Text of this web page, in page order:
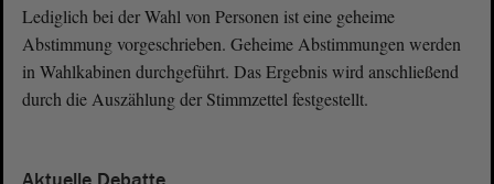
Lediglich bei der Wahl von Personen ist eine geheime
Abstimmung vorgeschrieben. Geheime Abstimmungen werden
in Wahlkabinen durchgeführt. Das Ergebnis wird anschließend
durch die Auszählung der Stimmzettel festgestellt.